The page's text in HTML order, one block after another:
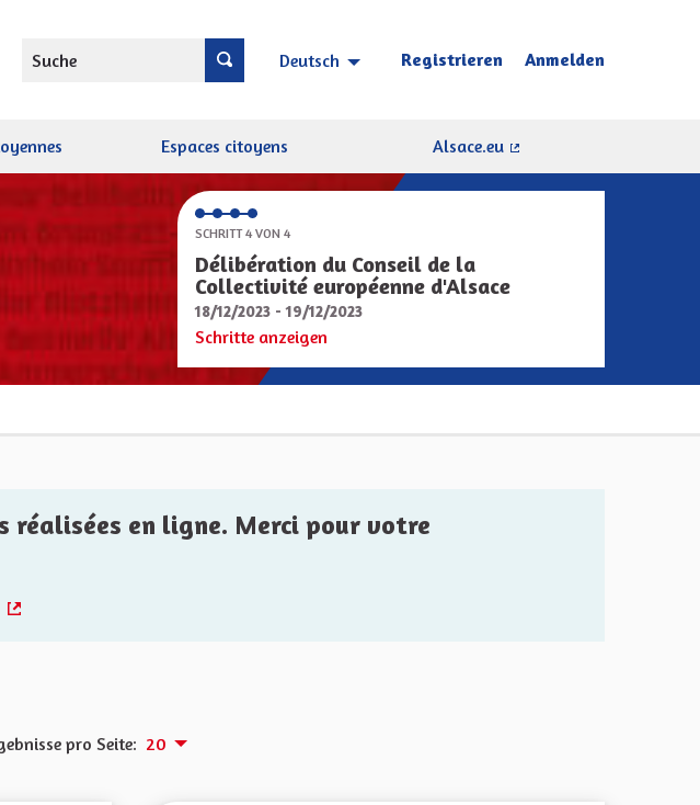
Suche Deutsch Choisir la langue Sprache wählen
Registrieren Anmelden
Espaces citoyens
Alsace.eu
SCHRITT 4 VON 4
Délibération du Conseil de la
Collectivité européenne d'Alsace
18/12/2023 - 19/12/2023
Schritte anzeigen
réalisées en ligne. Merci pour votre
pro Seite: 20